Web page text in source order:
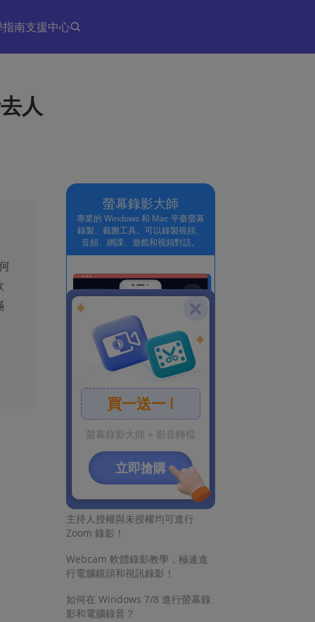
南支援中心
人
new window)
螢幕錄影大師
專業的 Windows 和 Mac 平臺螢幕
錄製、截圖工具。可以錄製視頻、
音頻、網課、遊戲和視頻對話。
更多資訊
免費錄影！原來 Windows 10 有
内建的螢幕錄製工具
Mac 螢幕錄影同時錄製系統聲
音，4 招輕鬆解決！
主持人授權與未授權均可進行
Zoom 錄影！
Webcam 軟體錄影教學，極速進
行電腦鏡頭和視訊錄影！
如何在 Windows 7/8 進行螢幕錄
影和電腦錄音？
買一送一 !
螢幕錄影大師 + 影音轉檔
立即搶購